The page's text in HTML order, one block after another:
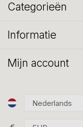
Categorieën
Informatie
Mijn account